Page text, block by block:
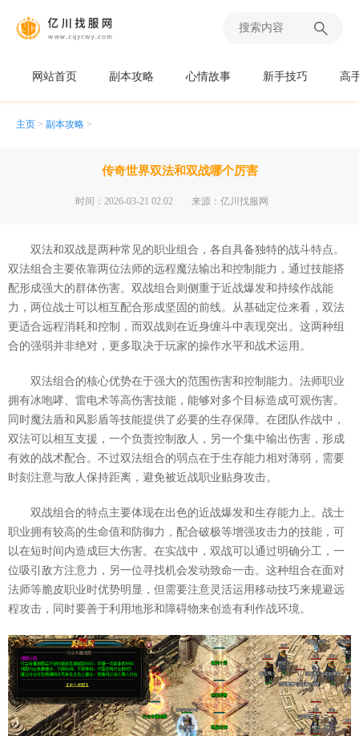
网站首页 副本攻略 心情故事 新手技巧 高
主页 > 副本攻略 >
传奇世界双法和双战哪个厉害
时间：2026-03-21 02:02 来源：亿川找服网
双法和双战是两种常见的职业组合，各自具备独特的战斗特点。
双法组合主要依靠两位法师的远程魔法输出和控制能力，通过技能搭
配形成强大的群体伤害。双战组合则侧重于近战爆发和持续作战能
力，两位战士可以相互配合形成坚固的前线。从基础定位来看，双法
更适合远程消耗和控制，而双战则在近身缠斗中表现突出。这两种组
合的强弱并非绝对，更多取决于玩家的操作水平和战术运用。
双法组合的核心优势在于强大的范围伤害和控制能力。法师职业
拥有冰咆哮、雷电术等高伤害技能，能够对多个目标造成可观伤害。
同时魔法盾和风影盾等技能提供了必要的生存保障。在团队作战中，
双法可以相互支援，一个负责控制敌人，另一个集中输出伤害，形成
有效的战术配合。不过双法组合的弱点在于生存能力相对薄弱，需要
时刻注意与敌人保持距离，避免被近战职业贴身攻击。
双战组合的特点主要体现在出色的近战爆发和生存能力上。战士
职业拥有较高的生命值和防御力，配合破极等增强攻击力的技能，可
以在短时间内造成巨大伤害。在实战中，双战可以通过明确分工，一
位吸引敌方注意力，另一位寻找机会发动致命一击。这种组合在面对
法师等脆皮职业时优势明显，但需要注意灵活运用移动技巧来规避远
程攻击，同时要善于利用地形和障碍物来创造有利作战环境。